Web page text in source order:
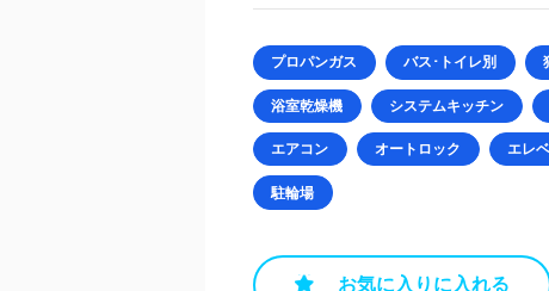
プロパンガス バス･トイレ別
浴室乾燥機 システムキッチン
エアコン オートロック エレ
駐輪場